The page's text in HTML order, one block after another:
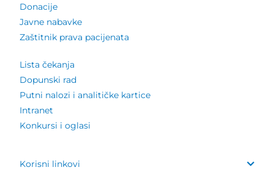
Donacije
Javne nabavke
Zaštitnik prava pacijenata
Lista čekanja
Dopunski rad
Putni nalozi i analitičke kartice
Intranet
Konkursi i oglasi
Korisni linkovi